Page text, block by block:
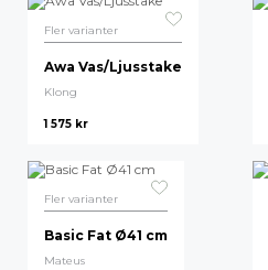
Fler varianter
Awa Vas/Ljusstake
Klong
1 575 kr
Fler varianter
Basic Fat Ø41 cm
Mateus